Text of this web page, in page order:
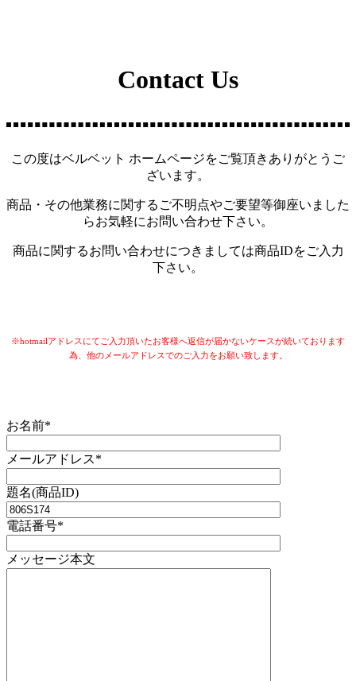
Contact Us
この度はベルベット ホームページをご覧頂きありがとうご
ざいます。
商品・その他業務に関するご不明点やご要望等御座いました
らお気軽にお問い合わせ下さい。
商品に関するお問い合わせにつきましては商品IDをご入力
下さい。
※hotmailアドレスにてご入力頂いたお客様へ返信が届かないケースが続いております
為、他のメールアドレスでのご入力をお願い致します。
お名前*
メールアドレス*
題名(商品ID)
電話番号*
メッセージ本文